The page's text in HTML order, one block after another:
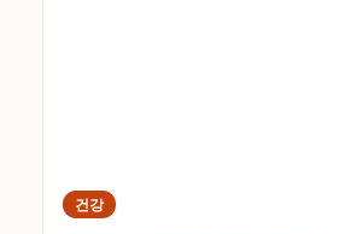
건강